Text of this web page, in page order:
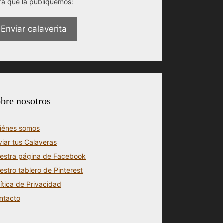
que la publiquemos:
Enviar calaverita
nosotros
somos
tus Calaveras
página de Facebook
tablero de Pinterest
de Privacidad